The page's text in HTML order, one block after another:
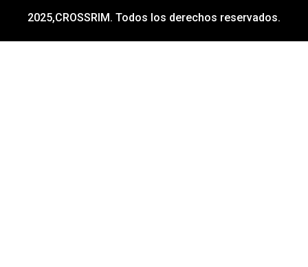
2025,CROSSRIM. Todos los derechos reservados.